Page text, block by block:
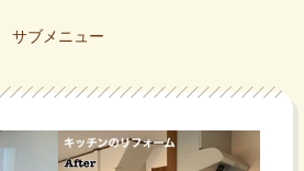
サブメニュー